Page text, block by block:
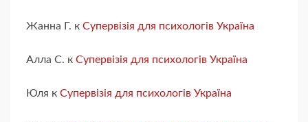
Жанна Г. к Супервізія для психологів Україна
Алла С. к Супервізія для психологів Україна
Юля к Супервізія для психологів Україна